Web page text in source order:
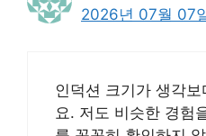
2026년 07월 07
인덕션 크기가 생각
요. 저도 비슷한 경험